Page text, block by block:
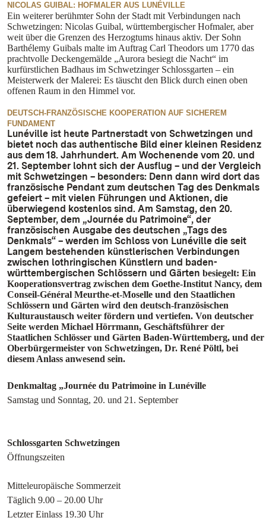
NICOLAS GUIBAL: HOFMALER AUS LUNÉVILLE
Ein weiterer berühmter Sohn der Stadt mit Verbindungen nach
Schwetzingen: Nicolas Guibal, württembergischer Hofmaler, aber
weit über die Grenzen des Herzogtums hinaus aktiv. Der Sohn
Barthélemy Guibals malte im Auftrag Carl Theodors um 1770 das
prachtvolle Deckengemälde „Aurora besiegt die Nacht“ im
kurfürstlichen Badhaus im Schwetzinger Schlossgarten – ein
Meisterwerk der Malerei: Es täuscht den Blick durch einen oben
offenen Raum in den Himmel vor.
DEUTSCH-FRANZÖSISCHE KOOPERATION AUF SICHEREM
FUNDAMENT
Lunéville ist heute Partnerstadt von Schwetzingen und
bietet noch das authentische Bild einer kleinen Residenz
aus dem 18. Jahrhundert. Am Wochenende vom 20. und
21. September lohnt sich der Ausflug – und der Vergleich
mit Schwetzingen – besonders: Denn dann wird dort das
französische Pendant zum deutschen Tag des Denkmals
gefeiert – mit vielen Führungen und Aktionen, die
überwiegend kostenlos sind. Am Samstag, den 20.
September, dem „Journée du Patrimoine“, der
französischen Ausgabe des deutschen „Tags des
Denkmals“ – werden im Schloss von Lunéville die seit
Langem bestehenden künstlerischen Verbindungen
zwischen lothringischen Künstlern und baden-
württembergischen Schlössern und Gärten besiegelt: Ein
Kooperationsvertrag zwischen dem Goethe-Institut Nancy, dem
Conseil-Général Meurthe-et-Moselle und den Staatlichen
Schlössern und Gärten wird den deutsch-französischen
Kulturaustausch weiter fördern und vertiefen. Von deutscher
Seite werden Michael Hörrmann, Geschäftsführer der
Staatlichen Schlösser und Gärten Baden-Württemberg, und der
Oberbürgermeister von Schwetzingen, Dr. René Pöltl, bei
diesem Anlass anwesend sein.
Denkmaltag „Journée du Patrimoine in Lunéville
Samstag und Sonntag, 20. und 21. September
Schlossgarten Schwetzingen
Öffnungszeiten
Mitteleuropäische Sommerzeit
Täglich 9.00 – 20.00 Uhr
Letzter Einlass 19.30 Uhr